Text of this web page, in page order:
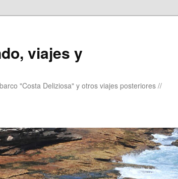
viajes y
"Costa Deliziosa" y otros viajes posteriores //